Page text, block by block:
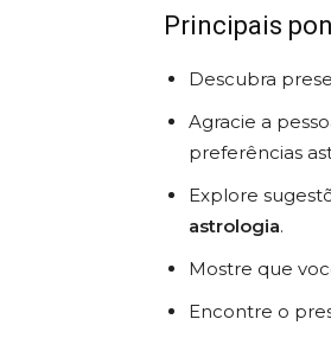
Principais
Descubra
Agracie a
preferências
Explore
astrologia.
Mostre que
Encontre o